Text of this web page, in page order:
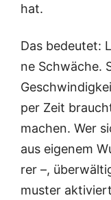
hat.
Das bedeu­tet:
ne Schwä­che.
per Zeit
machen. Wer
aus eige­nem
rer –,
mus­ter